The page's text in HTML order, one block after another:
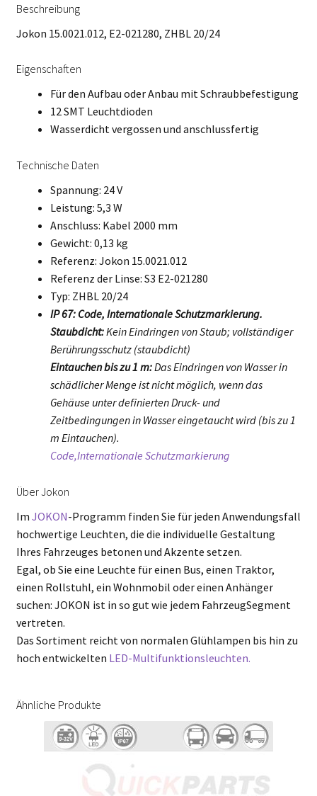
Beschreibung
Jokon 15.0021.012, E2-021280, ZHBL 20/24
Eigenschaften
Für den Aufbau oder Anbau mit Schraubbefestigung
12 SMT Leuchtdioden
Wasserdicht vergossen und anschlussfertig
Technische Daten
Spannung: 24 V
Leistung: 5,3 W
Anschluss: Kabel 2000 mm
Gewicht: 0,13 kg
Referenz: Jokon 15.0021.012
Referenz der Linse: S3 E2-021280
Typ: ZHBL 20/24
IP 67: Code, Internationale Schutzmarkierung.
Staubdicht:Kein Eindringen von Staub; vollständiger
Berührungsschutz (staubdicht)
Eintauchen bis zu 1 m:Das Eindringen von Wasser in
schädlicher Menge ist nicht möglich, wenn das
Gehäuse unter definierten Druck- und
Zeitbedingungen in Wasser eingetaucht wird (bis zu 1
m Eintauchen).
Code,Internationale Schutzmarkierung
Über Jokon
Im JOKON-Programm finden Sie für jeden Anwendungsfall
hochwertige Leuchten, die die individuelle Gestaltung
Ihres Fahrzeuges betonen und Akzente setzen.
Egal, ob Sie eine Leuchte für einen Bus, einen Traktor,
einen Rollstuhl, ein Wohnmobil oder einen Anhänger
suchen: JOKON ist in so gut wie jedem FahrzeugSegment
vertreten.
Das Sortiment reicht von normalen Glühlampen bis hin zu
hoch entwickelten LED-Multifunktionsleuchten.
Ähnliche Produkte